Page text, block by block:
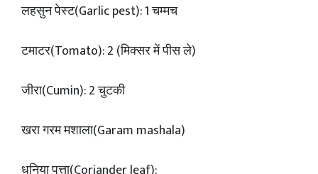
लहसुन पेस्ट(Garlic pest): 1 चम्मच
टमाटर(Tomato): 2 (मिक्सर में पीस ले)
जीरा(Cumin): 2 चुटकी
खरा गरम मशाला(Garam mashala)